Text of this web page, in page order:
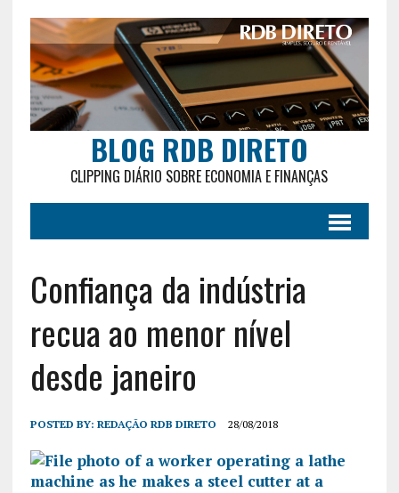
BLOG RDB DIRETO
CLIPPING DIÁRIO SOBRE ECONOMIA E FINANÇAS
Confiança da indústria
recua ao menor nível
desde janeiro
POSTED BY: REDAÇÃO RDB DIRETO 28/08/2018